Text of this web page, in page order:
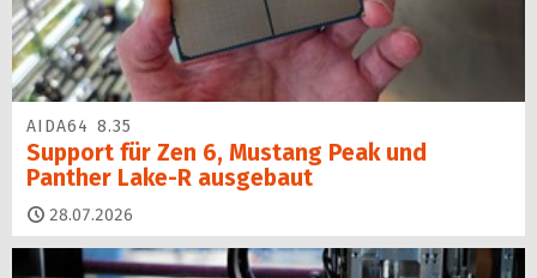
AIDA64 8.35
Support für Zen 6, Mustang Peak und
Panther Lake-R ausgebaut
28.07.2026